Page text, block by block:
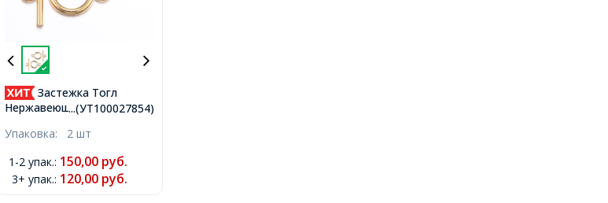
...(УТ100027854)
Застежка Тогл
Нержавеющая Сталь,
Палочка 18х7х2мм,
(УТ100027854)
Упаковка: 2 шт
1-2 упак.: 150,00 руб.
3+ упак.: 120,00 руб.